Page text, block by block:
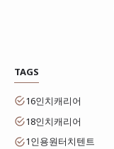
TAGS
16인치캐리어
18인치캐리어
1인용원터치텐트